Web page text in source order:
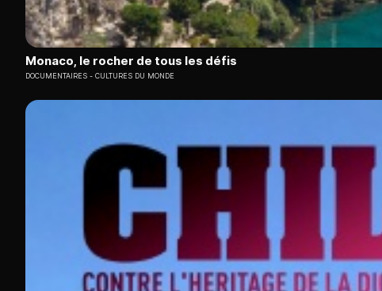
Monaco, le rocher de tous les défis
DOCUMENTAIRES CULTURES DU MONDE